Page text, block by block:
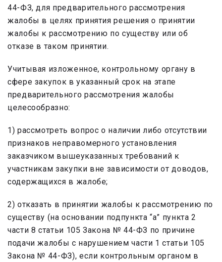
44-ФЗ, для предварительного рассмотрения
жалобы в целях принятия решения о принятии
жалобы к рассмотрению по существу или об
отказе в таком принятии.
Учитывая изложенное, контрольному органу в
сфере закупок в указанный срок на этапе
предварительного рассмотрения жалобы
целесообразно:
1) рассмотреть вопрос о наличии либо отсутствии
признаков неправомерного установления
заказчиком вышеуказанных требований к
участникам закупки вне зависимости от доводов,
содержащихся в жалобе;
2) отказать в принятии жалобы к рассмотрению по
существу (на основании подпункта “а” пункта 2
части 8 статьи 105 Закона № 44-ФЗ по причине
подачи жалобы с нарушением части 1 статьи 105
Закона № 44-ФЗ), если контрольным органом в